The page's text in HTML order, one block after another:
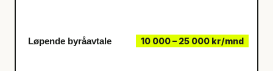
Løpende byråavtale 10 000 – 25 000 kr/mnd